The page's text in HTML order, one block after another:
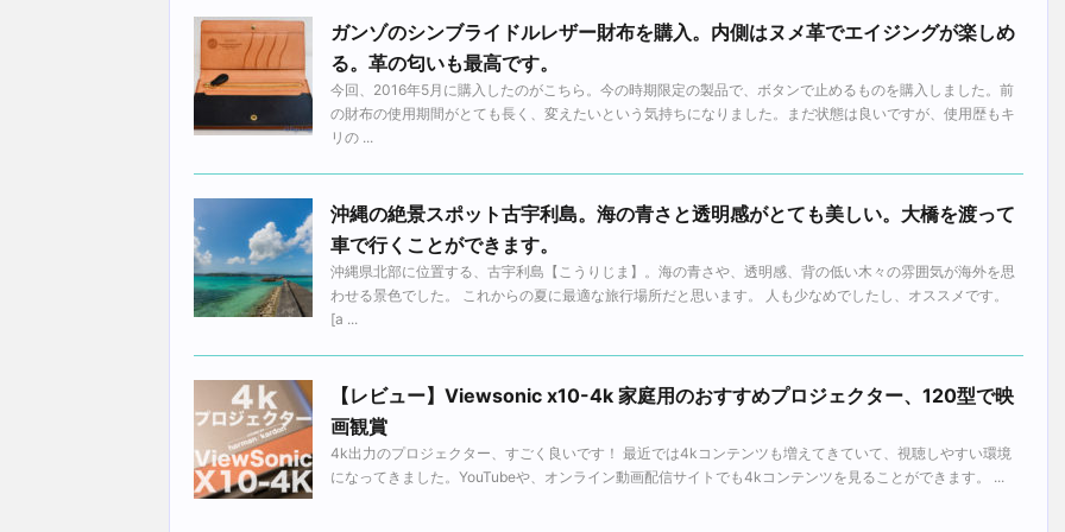
ガンゾのシンブライドルレザー財布を購入。内側はヌメ革でエイジングが楽しめ
る。革の匂いも最高です。
今回、2016年5月に購入したのがこちら。今の時期限定の製品で、ボタンで止めるものを購入しました。前
の財布の使用期間がとても長く、変えたいという気持ちになりました。まだ状態は良いですが、使用歴もキ
リの ...
沖縄の絶景スポット古宇利島。海の青さと透明感がとても美しい。大橋を渡って
車で行くことができます。
沖縄県北部に位置する、古宇利島【こうりじま】。海の青さや、透明感、背の低い木々の雰囲気が海外を思
わせる景色でした。 これからの夏に最適な旅行場所だと思います。 人も少なめでしたし、オススメです。
[a ...
【レビュー】Viewsonic x10-4k 家庭用のおすすめプロジェクター、120型で映
画観賞
4k出力のプロジェクター、すごく良いです！ 最近では4kコンテンツも増えてきていて、視聴しやすい環境
になってきました。YouTubeや、オンライン動画配信サイトでも4kコンテンツを見ることができます。 ...